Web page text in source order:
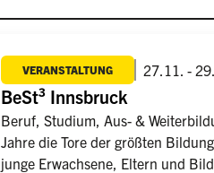
VERANSTALTUNG 27.11. -
BeSt³ Innsbruck
Beruf, Studium, Aus- &
Jahre die Tore der größten
junge Erwachsene, Eltern und